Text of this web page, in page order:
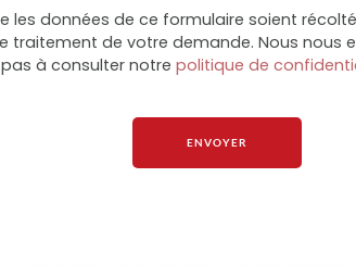
les données de ce formulaire soient
traitement de votre demande. Nous nous
à consulter notre politique de
ENVOYER